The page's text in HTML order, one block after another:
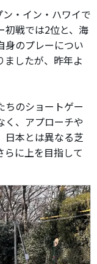
・イン・ハワイで
初戦では2位と、海
身のプレーについ
ましたが、昨年よ
のショートゲー
く、アプローチや
日本とは異なる芝
らに上を目指して